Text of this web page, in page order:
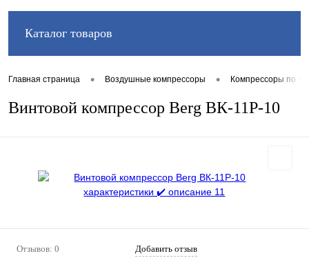
Каталог товаров
Главная страница • Воздушные компрессоры • Компрессоры по
Винтовой компрессор Berg ВК-11Р-10
Отзывов: 0 Добавить отзыв